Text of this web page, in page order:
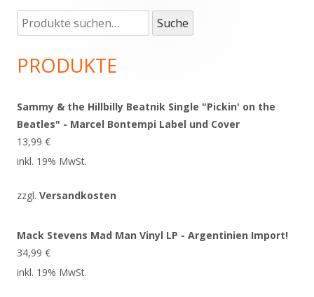
Haupt-
Seitenleiste
Suche
nach:
Suche
PRODUKTE
Sammy & the Hillbilly Beatnik Single "Pickin' on the
Beatles" - Marcel Bontempi Label und Cover
13,99 €
inkl. 19% MwSt.
zzgl. Versandkosten
Mack Stevens Mad Man Vinyl LP - Argentinien Import!
34,99 €
inkl. 19% MwSt.